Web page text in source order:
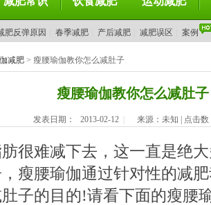
肥反弹原因 春季减肥 产后减肥 减肥误区 案例
减肥 > 瘦腰瑜伽教你怎么减肚子
瘦腰瑜伽教你怎么减肚子
发表日期： 2013-02-12 来源：未知 | 点击数
难减下去，这一直是绝大
瘦腰瑜伽通过针对性的减
子的目的!请看下面的瘦腰